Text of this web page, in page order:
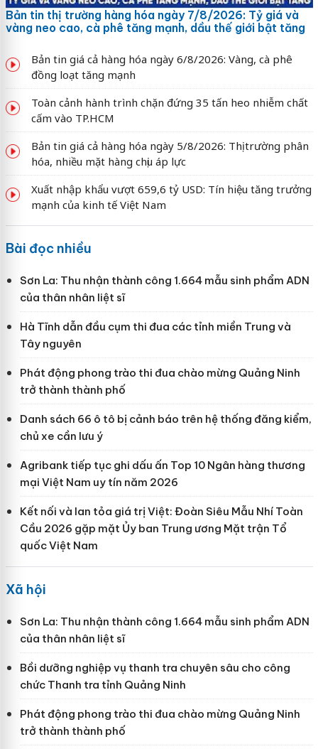
Bản tin thị trường hàng hóa ngày 7/8/2026: Tỷ giá và
vàng neo cao, cà phê tăng mạnh, dầu thế giới bật tăng
Bản tin giá cả hàng hóa ngày 6/8/2026: Vàng, cà phê
đồng loạt tăng mạnh
Toàn cảnh hành trình chặn đứng 35 tấn heo nhiễm chất
cấm vào TP.HCM
Bản tin giá cả hàng hóa ngày 5/8/2026: Thị trường phân
hóa, nhiều mặt hàng chịu áp lực
Xuất nhập khẩu vượt 659,6 tỷ USD: Tín hiệu tăng trưởng
mạnh của kinh tế Việt Nam
Bài đọc nhiều
Sơn La: Thu nhận thành công 1.664 mẫu sinh phẩm ADN
của thân nhân liệt sĩ
Hà Tĩnh dẫn đầu cụm thi đua các tỉnh miền Trung và
Tây nguyên
Phát động phong trào thi đua chào mừng Quảng Ninh
trở thành thành phố
Danh sách 66 ô tô bị cảnh báo trên hệ thống đăng kiểm,
chủ xe cần lưu ý
Agribank tiếp tục ghi dấu ấn Top 10 Ngân hàng thương
mại Việt Nam uy tín năm 2026
Kết nối và lan tỏa giá trị Việt: Đoàn Siêu Mẫu Nhí Toàn
Cầu 2026 gặp mặt Ủy ban Trung ương Mặt trận Tổ
quốc Việt Nam
Xã hội
Sơn La: Thu nhận thành công 1.664 mẫu sinh phẩm ADN
của thân nhân liệt sĩ
Bồi dưỡng nghiệp vụ thanh tra chuyên sâu cho công
chức Thanh tra tỉnh Quảng Ninh
Phát động phong trào thi đua chào mừng Quảng Ninh
trở thành thành phố